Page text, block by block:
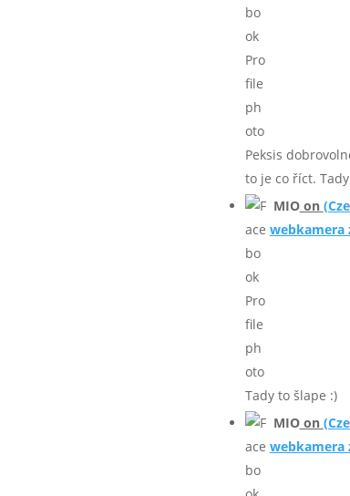
Peksis
to je co říct.
MIOon
webkamera
Tady to šlape :)
MIOon
webkamera